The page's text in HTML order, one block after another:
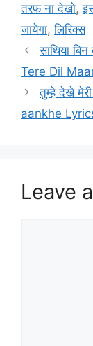
तरफ ना देखो,
जायेगा,लिरिक्स
साथिया
Tere Dil
तुम्हे देखे
aankhe
Leave